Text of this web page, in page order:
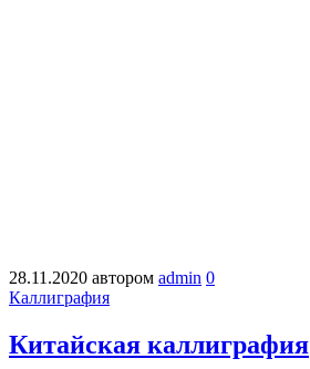
28.11.2020 автором admin 0
Каллиграфия
Китайская каллиграфия